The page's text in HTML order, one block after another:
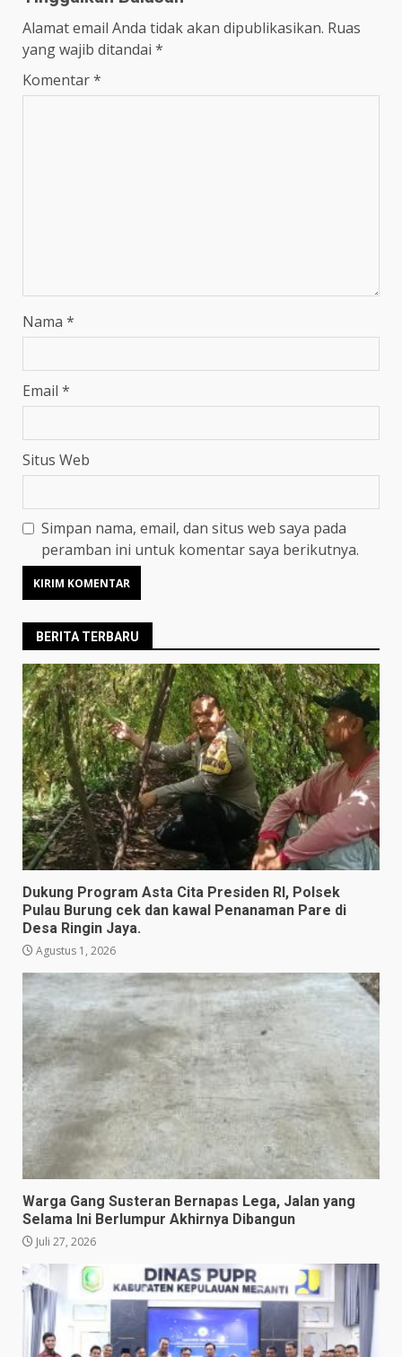
Alamat email Anda tidak akan dipublikasikan. Ruas
yang wajib ditandai *
Komentar*
Nama *
Email *
Situs Web
Simpan nama, email, dan situs web saya pada
peramban ini untuk komentar saya berikutnya.
BERITA TERBARU
Dukung Program Asta Cita Presiden RI, Polsek
Pulau Burung cek dan kawal Penanaman Pare di
Desa Ringin Jaya.
Agustus 1, 2026
Warga Gang Susteran Bernapas Lega, Jalan yang
Selama Ini Berlumpur Akhirnya Dibangun
Juli 27, 2026